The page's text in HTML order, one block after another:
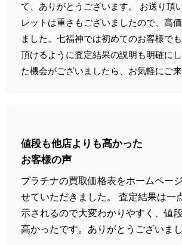
て、ありがとうございます。 お送り頂
レットは重さもございましたので、高
ました。七福神では初めてのお客様で
頂けるように査定結果の説明も明確に
た機会がございましたら、お気軽にご来
値段も他店よりも高かった
お客様の声
プラチナの買取価格表をホームペー
せていただきました。 査定結果は一
示されるので大変わかりやすく、値
高かったです。ありがとうございまし